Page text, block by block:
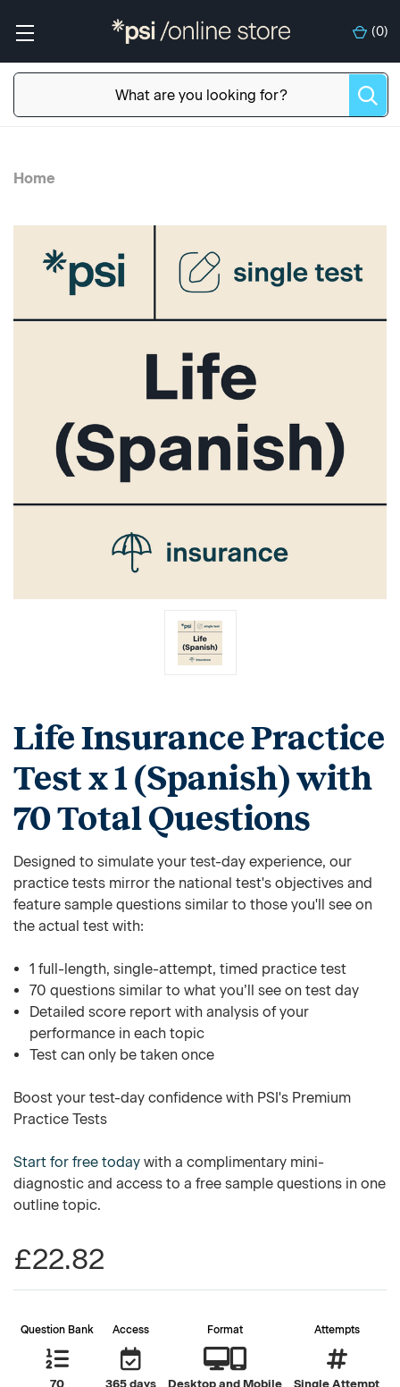
(0)
Home
Life Insurance Practice
Test x 1 (Spanish) with
70 Total Questions
Designed to simulate your test-day experience, our
practice tests mirror the national test's objectives and
feature sample questions similar to those you'll see on
the actual test with:
1 full-length, single-attempt, timed practice test
70 questions similar to what you’ll see on test day
Detailed score report with analysis of your
performance in each topic
Test can only be taken once
Boost your test-day confidence with PSI's Premium
Practice Tests
Start for free today with a complimentary mini-
diagnostic and access to a free sample questions in one
outline topic.
£22.82
Question Bank
70
Access
365 days
Format
Desktop and Mobile
Attempts
Single Attempt